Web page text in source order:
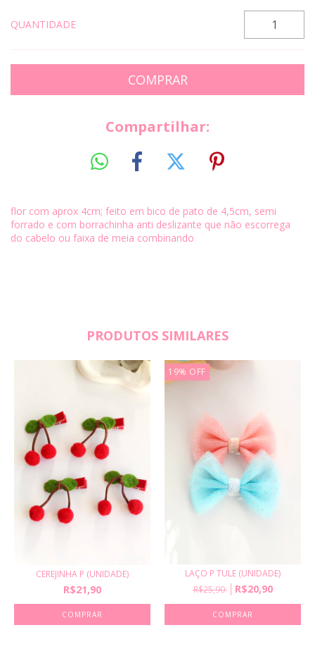
QUANTIDADE
Compartilhar:
flor com aprox 4cm; feito em bico de pato de 4,5cm, semi
forrado e com borrachinha anti deslizante que não escorrega
do cabelo ou faixa de meia combinando
PRODUTOS SIMILARES
CEREJINHA P (UNIDADE)
R$21,90
COMPRAR
19% OFF
LAÇO P TULE (UNIDADE)
R$25,90
R$20,90
COMPRAR